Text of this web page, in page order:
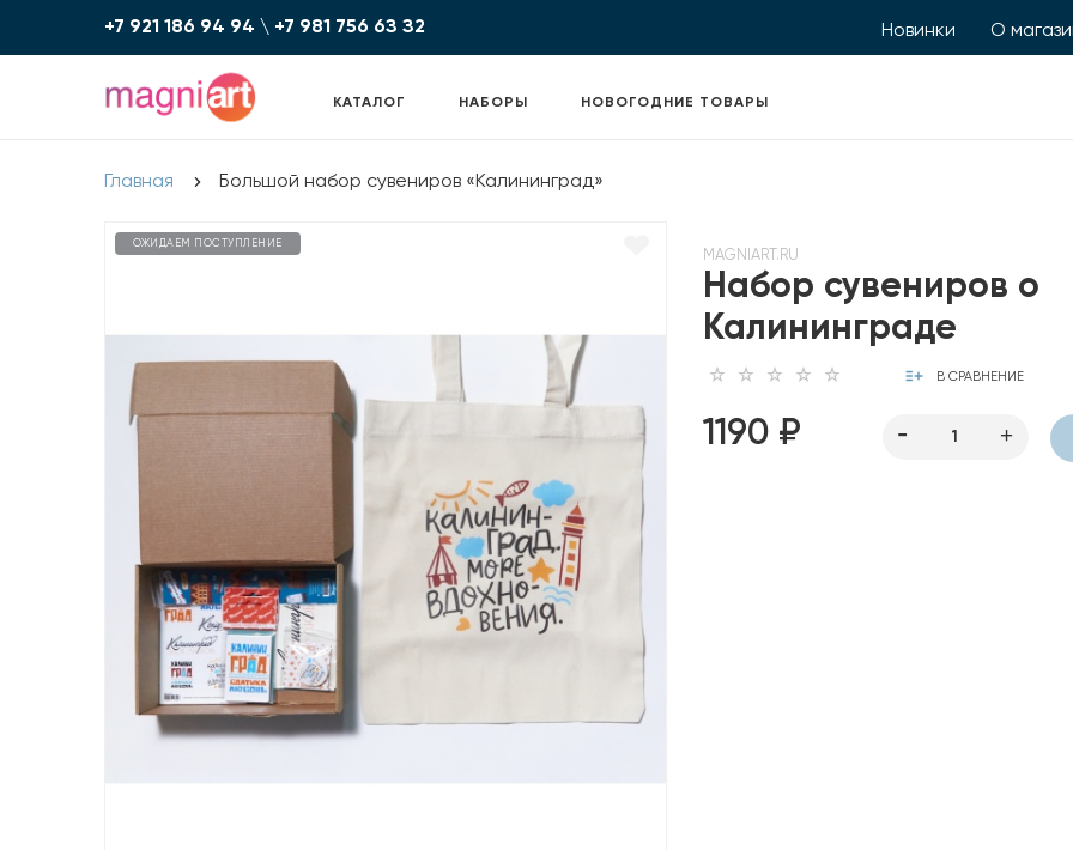
+7 921 186 94 94 \ +7 981 756 6З З2 Новинки О
КАТАЛОГ НАБОРЫ НОВОГОДНИЕ ТОВАРЫ
Главная Большой набор сувениров «Калининград»
ОЖИДАЕМ ПОСТУПЛЕНИЕ
MAGNIART.RU
Набор сувениров о
Калининграде
В СРАВНЕНИЕ
1190 ₽